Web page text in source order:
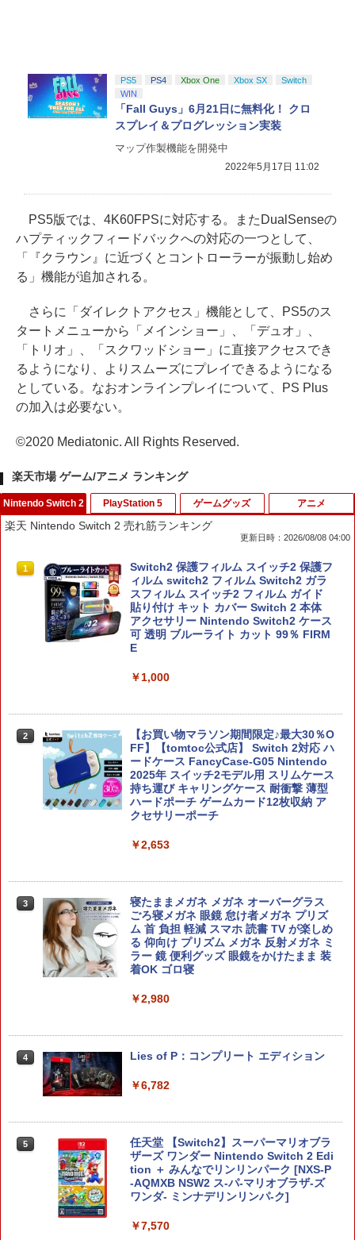
PS5 PS4 Xbox One Xbox SX
Switch
WIN
「Fall Guys」6月21日に無料化！ クロ
スプレイ＆プログレッション実装
マップ作製機能を開発中
2022年5月17日 11:02
PS5版では、4K60FPSに対応する。またDualSenseの
ハプティックフィードバックへの対応の一つとして、
「『クラウン』に近づくとコントローラーが振動し始め
る」機能が追加される。
さらに「ダイレクトアクセス」機能として、PS5のス
タートメニューから「メインショー」、「デュオ」、
「トリオ」、「スクワッドショー」に直接アクセスでき
るようになり、よりスムーズにプレイできるようになる
としている。なおオンラインプレイについて、PS Plus
の加入は必要ない。
©2020 Mediatonic. All Rights Reserved.
楽天市場 ゲーム/アニメ ランキング
Nintendo Switch 2
楽天 Nintendo Switch 2 売れ筋ランキング
更新日時：2026/08/08 04:00
1
Switch2 保護フィルム スイッチ2 保護フ
ィルム switch2 フィルム Switch2 ガラ
スフィルム スイッチ2 フィルム ガイド
貼り付け キット カバー Switch 2 本体
アクセサリー Nintendo Switch2 ケース
可 透明 ブルーライト カット 99％ FIRM
E
￥1,000
2
【お買い物マラソン期間限定♪最大30％O
FF】【tomtoc公式店】 Switch 2対応 ハ
ードケース FancyCase-G05 Nintendo
2025年 スイッチ2モデル用 スリムケース
持ち運び キャリングケース 耐衝撃 薄型
ハードポーチ ゲームカード12枚収納 ア
クセサリーポーチ
￥2,653
3
寝たままメガネ メガネ オーバーグラス
ごろ寝メガネ 眼鏡 怠け者メガネ プリズ
ム 首 負担 軽減 スマホ 読書 TV が楽しめ
る 仰向け プリズム メガネ 反射メガネ ミ
ラー 鏡 便利グッズ 眼鏡をかけたまま 装
着OK ゴロ寝
￥2,980
4 Lies of P：コンプリート エディション
￥6,782
5
任天堂 【Switch2】スーパーマリオブラ
ザーズ ワンダー Nintendo Switch 2 Edi
tion ＋ みんなでリンリンパーク [NXS-P
-AQMXB NSW2 ス-パ-マリオブラザ-ズ
ワンダ- ミンナデリンリンパ-ク]
￥7,570
PlayStation 5 ゲームグッズ アニメ